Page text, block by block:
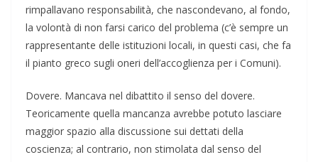
rimpallavano responsabilità, che nascondevano, al fondo,
la volontà di non farsi carico del problema (c’è sempre un
rappresentante delle istituzioni locali, in questi casi, che fa
il pianto greco sugli oneri dell’accoglienza per i Comuni).
Dovere. Mancava nel dibattito il senso del dovere.
Teoricamente quella mancanza avrebbe potuto lasciare
maggior spazio alla discussione sui dettati della
coscienza; al contrario, non stimolata dal senso del